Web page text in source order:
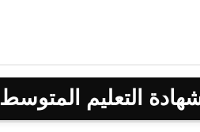
التعليم المتوسط 2021